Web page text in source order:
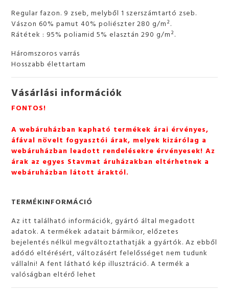
Regular fazon. 9 zseb, melyből 1 szerszámtartó zseb.
Vászon 60% pamut 40% poliészter 280 g/m².
Rátétek : 95% poliamid 5% elasztán 290 g/m².
Háromszoros varrás
Hosszabb élettartam
Vásárlási információk
FONTOS!
A webáruházban kapható termékek árai érvényes,
áfával növelt fogyasztói árak, melyek kizárólag a
webáruházban leadott rendelésekre érvényesek! Az
árak az egyes Stavmat áruházakban eltérhetnek a
webáruházban látott áraktól.
TERMÉKINFORMÁCIÓ
Az itt található információk, gyártó által megadott
adatok. A termékek adatait bármikor, előzetes
bejelentés nélkül megváltoztathatják a gyártók. Az ebből
adódó eltérésért, változásért felelősséget nem tudunk
vállalni! A fent látható kép illusztráció. A termék a
valóságban eltérő lehet